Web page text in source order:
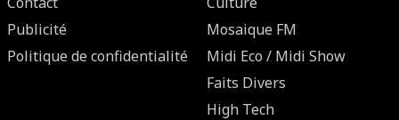
Publicité
Politique de confidentialité
Mosaique FM
Midi Eco / Midi Show
Faits Divers
High Tech